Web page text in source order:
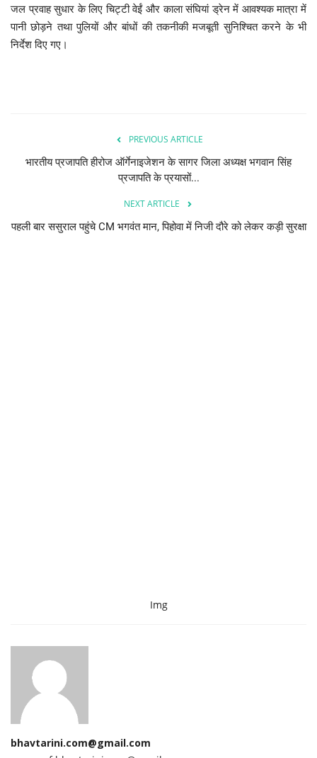
जल प्रवाह सुधार के लिए चिट्टी वेईं और काला संघियां ड्रेन में आवश्यक मात्रा में
पानी छोड़ने तथा पुलियों और बांधों की तकनीकी मजबूती सुनिश्चित करने के भी
निर्देश दिए गए।
PREVIOUS ARTICLE
भारतीय प्रजापति हीरोज ऑर्गेनाइजेशन के सागर जिला अध्यक्ष भगवान सिंह
प्रजापति के प्रयासों...
NEXT ARTICLE
पहली बार ससुराल पहुंचे CM भगवंत मान, पिहोवा में निजी दौरे को लेकर कड़ी सुरक्षा
Img
bhavtarini.com@gmail.com